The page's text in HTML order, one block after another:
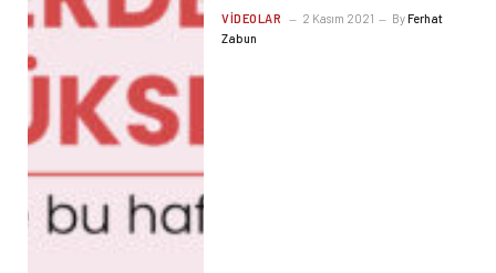
VIDEOLAR 2 Kasım 2021 ByFerhat
Zabun